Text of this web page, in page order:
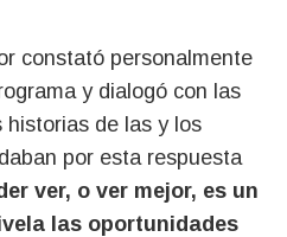
constató personalmente
y dialogó con las
historias de las y los
por esta respuesta
ver, o ver mejor, es un
las oportunidades